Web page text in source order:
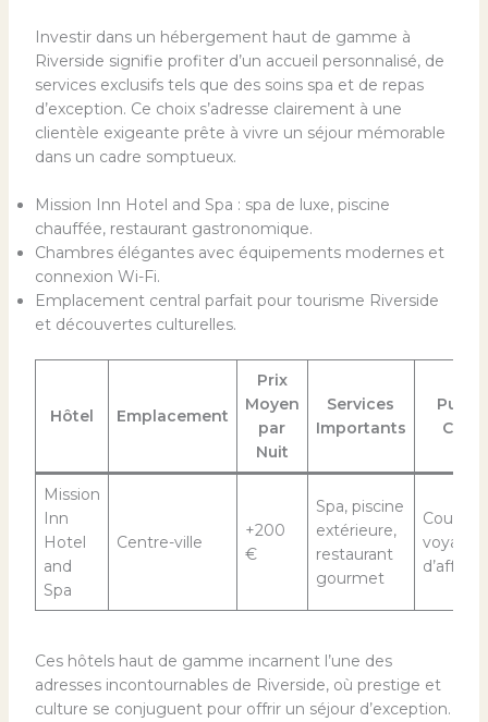
Investir dans un hébergement haut de gamme à
Riverside signifie profiter d’un accueil personnalisé, de
services exclusifs tels que des soins spa et de repas
d’exception. Ce choix s’adresse clairement à une
clientèle exigeante prête à vivre un séjour mémorable
dans un cadre somptueux.
Mission Inn Hotel and Spa : spa de luxe, piscine
chauffée, restaurant gastronomique.
Chambres élégantes avec équipements modernes et
connexion Wi-Fi.
Emplacement central parfait pour tourisme Riverside
et découvertes culturelles.
Hôtel Emplacement
Prix
Moyen
par
Nuit
Services
Importants
Public
Cible
Mission
Inn
Hotel
and
Spa
Centre-ville
+200
€
Spa, piscine
extérieure,
restaurant
gourmet
Couples,
Ces hôtels haut de gamme incarnent l’une des
adresses incontournables de Riverside, où prestige et
culture se conjuguent pour offrir un séjour d’exception.